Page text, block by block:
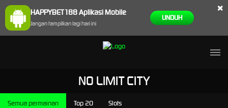
HAPPYBET188 Aplikasi Mobile
Jangan tampilkan lagi hari ini
UNDUH
×
NO LIMIT CITY
Semua permainan Top 20 Slots